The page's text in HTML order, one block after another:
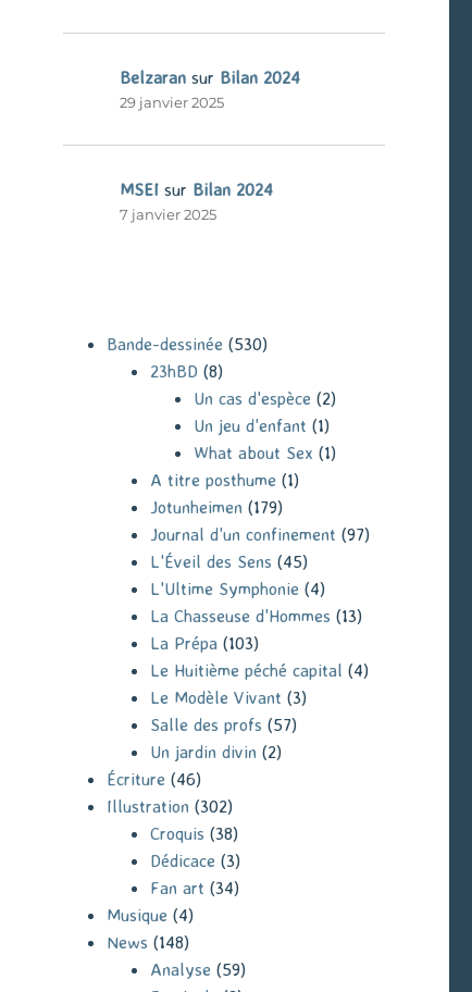
Belzaransur Bilan 2024
29 janvier 2025
MSEIsur Bilan 2024
7 janvier 2025
Bande-dessinée (530)
23hBD (8)
Un cas d'espèce (2)
Un jeu d'enfant (1)
What about Sex (1)
A titre posthume (1)
Jotunheimen (179)
Journal d'un confinement (97)
L'Éveil des Sens (45)
L'Ultime Symphonie (4)
La Chasseuse d'Hommes (13)
La Prépa(103)
Le Huitième péché capital (4)
Le Modèle Vivant (3)
Salle des profs (57)
Un jardin divin (2)
Écriture (46)
Illustration (302)
Croquis (38)
Dédicace (3)
Fan art (34)
Musique (4)
News (148)
Analyse (59)